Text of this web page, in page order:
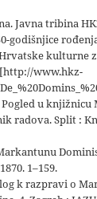
Javna tribina
godišnjice
kulturne
[http://www.hkz-
u knjižnicu
radova. Split :
1–159.
k razpravi o